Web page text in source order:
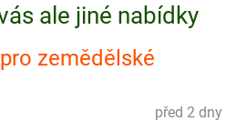
ale jiné nabídky
zemědělské
před 2 dny